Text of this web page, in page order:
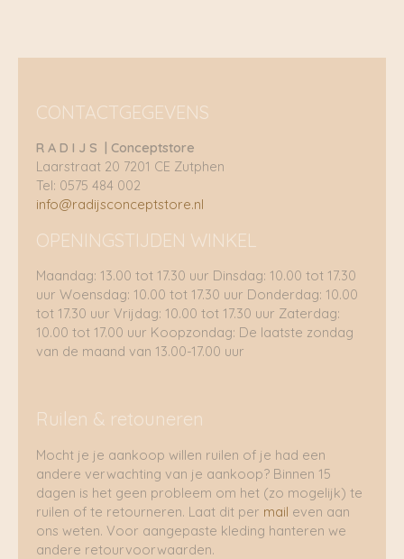
CONTACTGEGEVENS
R A D I J S | Conceptstore
Laarstraat 20 7201 CE Zutphen
Tel: 0575 484 002
info@radijsconceptstore.nl
OPENINGSTIJDEN WINKEL
Maandag: 13.00 tot 17.30 uur Dinsdag: 10.00 tot 17.30
uur Woensdag: 10.00 tot 17.30 uur Donderdag: 10.00
tot 17.30 uur Vrijdag: 10.00 tot 17.30 uur Zaterdag:
10.00 tot 17.00 uur Koopzondag: De laatste zondag
van de maand van 13.00-17.00 uur
Ruilen & retouneren
Mocht je je aankoop willen ruilen of je had een
andere verwachting van je aankoop? Binnen 15
dagen is het geen probleem om het (zo mogelijk) te
ruilen of te retourneren. Laat dit per mail even aan
ons weten. Voor aangepaste kleding hanteren we
andere retourvoorwaarden.